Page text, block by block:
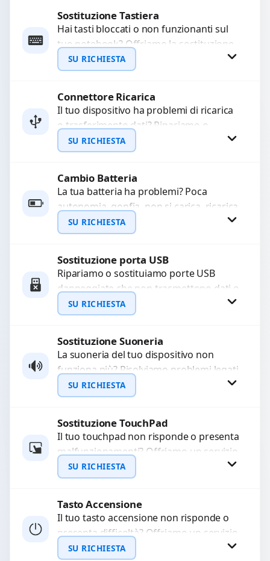
Richiedi Preventivo
WhatsApp
Sostituzione Tastiera
Hai tasti bloccati o non funzionanti sul
tuo notebook? Offriamo la sostituzione
completa della tastiera con ricambi di
alta qualità...
SU RICHIESTA
Richiedi Preventivo
WhatsApp
Connettore Ricarica
Il tuo dispositivo ha problemi di ricarica
o trasferimento dati? Ripariamo o
sostituiamo connettori di ricarica guasti,
rotti, allentati, danneggiati,...
SU RICHIESTA
Richiedi Preventivo
WhatsApp
Cambio Batteria
La tua batteria ha problemi? Poca
autonomia, gonfia, non si carica, ricarica
lenta o cicli di ricarica esauriti?
Sostituiamo la...
SU RICHIESTA
Richiedi Preventivo
WhatsApp
Sostituzione porta USB
Ripariamo o sostituiamo porte USB
danneggiate che non trasmettono dati o
non caricano. Utilizziamo ricambi di alta
qualità garantiti per...
SU RICHIESTA
Richiedi Preventivo
WhatsApp
Sostituzione Suoneria
La suoneria del tuo dispositivo non
funziona più? Risolviamo problemi legati
a moduli audio difettosi con interventi
precisi e componenti...
SU RICHIESTA
Richiedi Preventivo
WhatsApp
Sostituzione TouchPad
Il tuo touchpad non risponde o presenta
malfunzionamenti? Offriamo un servizio
di sostituzione professionale utilizzando
ricambi di alta qualità garantiti...
SU RICHIESTA
Richiedi Preventivo
WhatsApp
Tasto Accensione
Il tuo tasto accensione non risponde o
presenta difficoltà? Offriamo un servizio
professionale di riparazione o
SU RICHIESTA